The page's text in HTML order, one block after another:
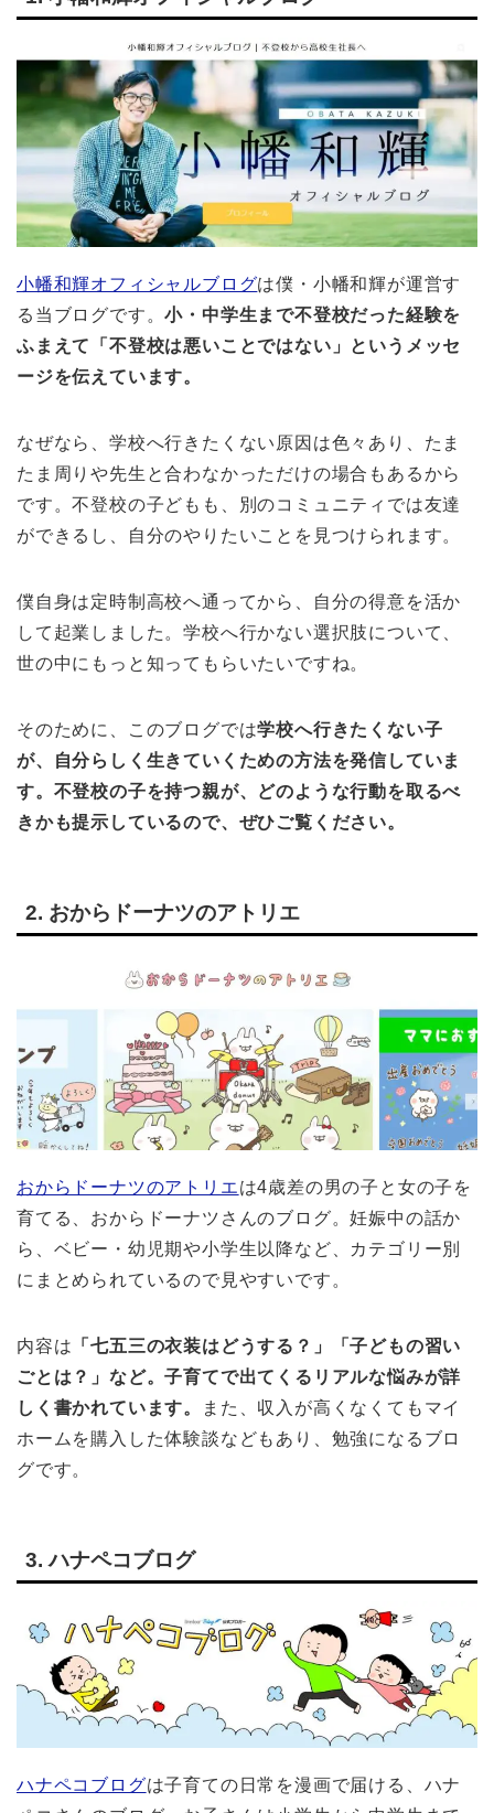
小幡和輝オフィシャルブログは僕・小幡和輝が運営す
る当ブログです。小・中学生まで不登校だった経験を
ふまえて「不登校は悪いことではない」というメッセ
ージを伝えています。
なぜなら、学校へ行きたくない原因は色々あり、たま
たま周りや先生と合わなかっただけの場合もあるから
です。不登校の子どもも、別のコミュニティでは友達
ができるし、自分のやりたいことを見つけられます。
僕自身は定時制高校へ通ってから、自分の得意を活か
して起業しました。学校へ行かない選択肢について、
世の中にもっと知ってもらいたいですね。
そのために、このブログでは学校へ行きたくない子
が、自分らしく生きていくための方法を発信していま
す。不登校の子を持つ親が、どのような行動を取るべ
きかも提示しているので、ぜひご覧ください。
2. おからドーナツのアトリエ
おからドーナツのアトリエは4歳差の男の子と女の子を
育てる、おからドーナツさんのブログ。妊娠中の話か
ら、ベビー・幼児期や小学生以降など、カテゴリー別
にまとめられているので見やすいです。
内容は 「七五三の衣装はどうする？」「子どもの習い
ごとは？」など。子育てで出てくるリアルな悩みが詳
しく書かれています。
また、収入が高くなくてもマイ
ホームを購入した体験談などもあり、勉強になるブロ
グです。
3. ハナペコブログ
ハナペコブログは子育ての日常を漫画で届ける、ハナ